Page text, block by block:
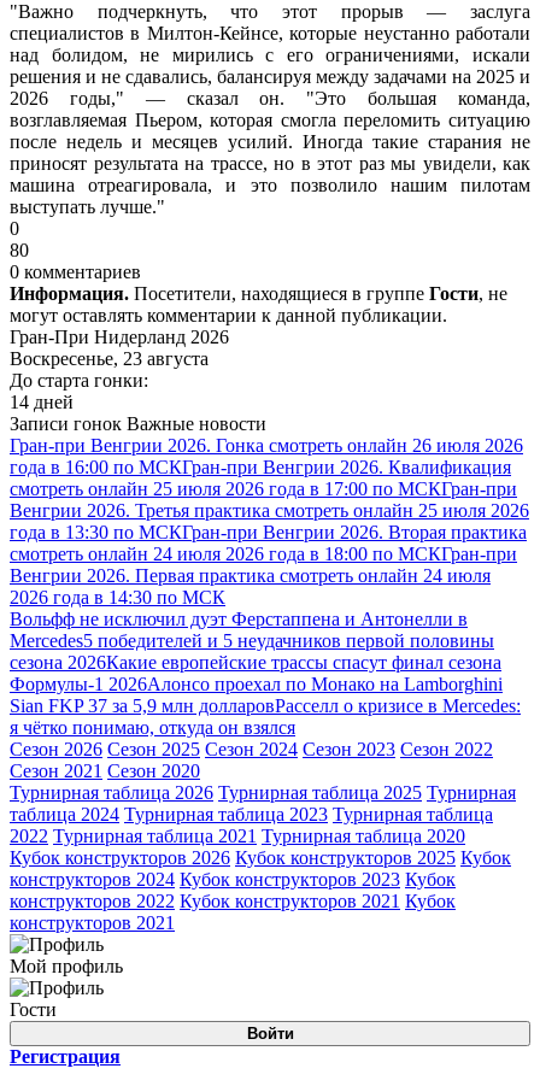
"Важно подчеркнуть, что этот прорыв — заслуга
специалистов в Милтон-Кейнсе, которые неустанно работали
над болидом, не мирились с его ограничениями, искали
решения и не сдавались, балансируя между задачами на 2025 и
2026 годы," — сказал он. "Это большая команда,
возглавляемая Пьером, которая смогла переломить ситуацию
после недель и месяцев усилий. Иногда такие старания не
приносят результата на трассе, но в этот раз мы увидели, как
машина отреагировала, и это позволило нашим пилотам
выступать лучше."
0
80
0 комментариев
Информация. Посетители, находящиеся в группе Гости, не
могут оставлять комментарии к данной публикации.
Гран-При Нидерланд 2026
Воскресенье, 23 августа
До старта гонки:
14 дней
Записи гонок Важные новости
Гран-при Венгрии 2026. Гонка смотреть онлайн 26 июля 2026
года в 16:00 по МСКГран-при Венгрии 2026. Квалификация
смотреть онлайн 25 июля 2026 года в 17:00 по МСКГран-при
Венгрии 2026. Третья практика смотреть онлайн 25 июля 2026
года в 13:30 по МСКГран-при Венгрии 2026. Вторая практика
смотреть онлайн 24 июля 2026 года в 18:00 по МСКГран-при
Венгрии 2026. Первая практика смотреть онлайн 24 июля
2026 года в 14:30 по МСК
Вольфф не исключил дуэт Ферстаппена и Антонелли в
Mercedes5 победителей и 5 неудачников первой половины
сезона 2026Какие европейские трассы спасут финал сезона
Формулы-1 2026Алонсо проехал по Монако на Lamborghini
Sian FKP 37 за 5,9 млн долларовРасселл о кризисе в Mercedes:
я чётко понимаю, откуда он взялся
Сезон 2026 Сезон 2025 Сезон 2024 Сезон 2023 Сезон 2022
Сезон 2021 Сезон 2020
Турнирная таблица 2026 Турнирная таблица 2025 Турнирная
таблица 2024 Турнирная таблица 2023 Турнирная таблица
2022 Турнирная таблица 2021 Турнирная таблица 2020
Кубок конструкторов 2026 Кубок конструкторов 2025 Кубок
конструкторов 2024 Кубок конструкторов 2023 Кубок
конструкторов 2022 Кубок конструкторов 2021 Кубок
конструкторов 2021
Мой профиль
Гости
Войти
Регистрация